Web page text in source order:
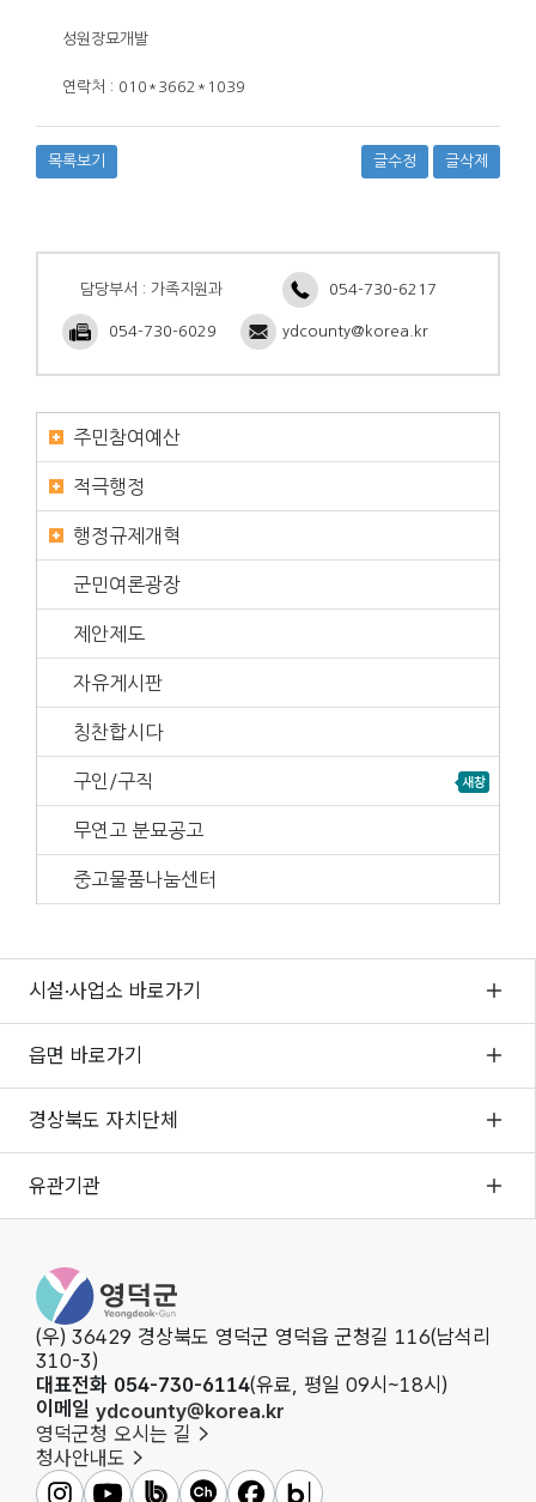
성원장묘개발
연락처 : 010*3662*1039
목록보기 글수정 글삭제
담당부서 : 가족지원과 054-730-6217
054-730-6029 ydcounty@korea.kr
주민참여예산
적극행정
행정규제개혁
군민여론광장
제안제도
자유게시판
칭찬합시다
구인/구직
무연고 분묘공고
중고물품나눔센터
시설·사업소 바로가기
읍면 바로가기
경상북도 자치단체
유관기관
영덕군청
(우) 36429 경상북도 영덕군 영덕읍 군청길 116(남석리
310-3)
대표전화 054-730-6114(유료, 평일 09시~18시)
이메일 ydcounty@korea.kr
영덕군청 오시는 길
청사안내도